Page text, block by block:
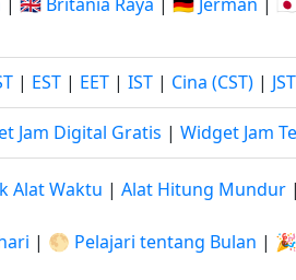
| EST | EET | IST | Cina (CST) | JST
Jam Digital Gratis | Widget Jam
Alat Waktu | Alat Hitung Mundur |
| 🌕 Pelajari tentang Bulan |